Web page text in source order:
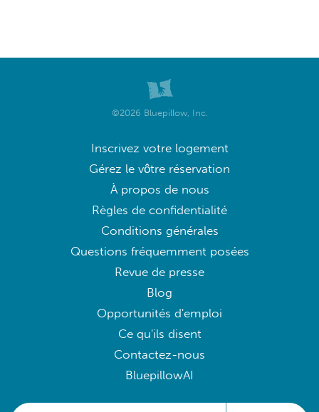
©2026 Bluepillow, Inc.
Inscrivez votre logement
Gérez le vôtre réservation
À propos de nous
Règles de confidentialité
Conditions générales
Questions fréquemment posées
Revue de presse
Blog
Opportunités d'emploi
Ce qu'ils disent
Contactez-nous
BluepillowAI